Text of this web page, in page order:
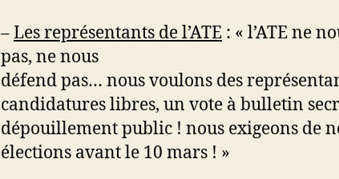
–Les représentants de l’ATE : « l’ATE ne
pas, ne nous
défend pas… nous voulons des
candidatures libres, un vote à bulletin
dépouillement public ! nous exigeons de
élections avant le 10 mars ! »